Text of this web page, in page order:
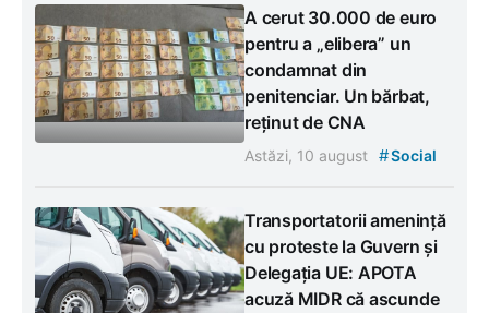
A cerut 30.000 de euro
pentru a „elibera” un
condamnat din
penitenciar. Un bărbat,
reținut de CNA
Astăzi, 10 august #Social
Transportatorii amenință
cu proteste la Guvern și
Delegația UE: APOTA
acuză MIDR că ascunde